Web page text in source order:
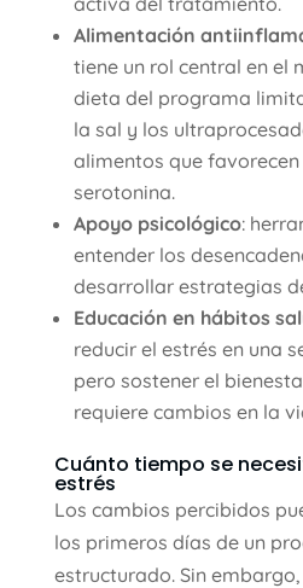
Alimentación
tiene un rol central en el
dieta del programa
la sal y los
alimentos que
serotonina.
Apoyo psicológico:
entender los
desarrollar estrategias
Educación en hábitos
reducir el estrés en una
pero sostener el
requiere cambios en la
Cuánto tiempo se
estrés
Los cambios percibidos
los primeros días de un
estructurado. Sin